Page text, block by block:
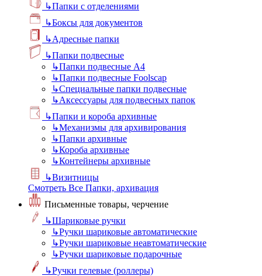
↳Папки с отделениями
↳Боксы для документов
↳Адресные папки
↳Папки подвесные
↳Папки подвесные А4
↳Папки подвесные Foolscap
↳Специальные папки подвесные
↳Аксессуары для подвесных папок
↳Папки и короба архивные
↳Механизмы для архивирования
↳Папки архивные
↳Короба архивные
↳Контейнеры архивные
↳Визитницы
Смотреть Все Папки, архивация
Письменные товары, черчение
↳Шариковые ручки
↳Ручки шариковые автоматические
↳Ручки шариковые неавтоматические
↳Ручки шариковые подарочные
↳Ручки гелевые (роллеры)